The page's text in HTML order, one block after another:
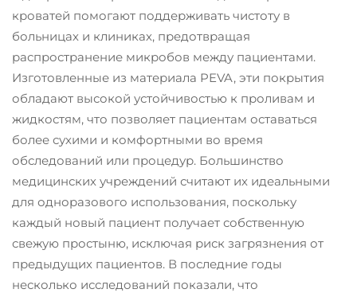
составу, предлагая
экологически чистые
и
перерабатываемые
решения для
медицинской и
гигиенической
продукции. Они
универсальны,
лёгкие и могут быть
адаптированы для
различных
кроватей помогают поддерживать чистоту в
больницах и клиниках, предотвращая
распространение микробов между пациентами.
Изготовленные из материала PEVA, эти покрытия
обладают высокой устойчивостью к проливам и
жидкостям, что позволяет пациентам оставаться
более сухими и комфортными во время
обследований или процедур. Большинство
медицинских учреждений считают их идеальными
для одноразового использования, поскольку
каждый новый пациент получает собственную
свежую простыню, исключая риск загрязнения от
предыдущих пациентов. В последние годы
несколько исследований показали, что